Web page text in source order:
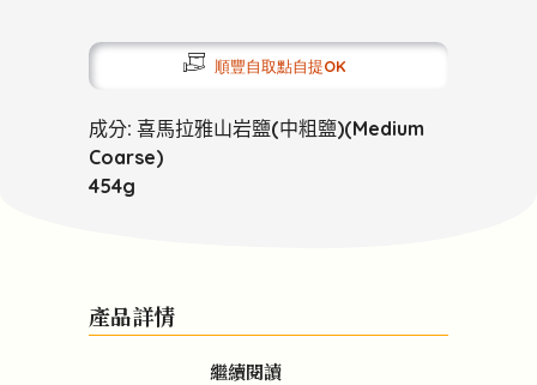
順豐自取點自提OK
成分: 喜馬拉雅山岩鹽(中粗鹽)(Medium
Coarse)
454g
產品詳情
繼續閱讀